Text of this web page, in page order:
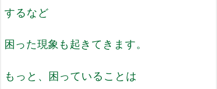
するなど
困った現象も起きてきます。
もっと、困っていることは